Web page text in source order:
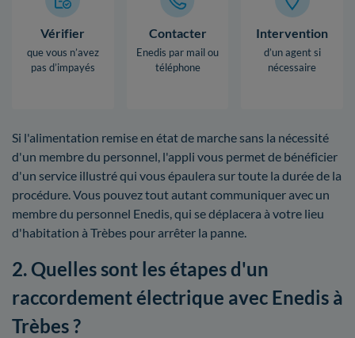
Vérifier
que vous n’avez
pas d’impayés
Contacter
Enedis par mail ou
téléphone
Intervention
d’un agent si
nécessaire
Si l'alimentation remise en état de marche sans la nécessité
d'un membre du personnel, l'appli vous permet de bénéficier
d'un service illustré qui vous épaulera sur toute la durée de la
procédure. Vous pouvez tout autant communiquer avec un
membre du personnel Enedis, qui se déplacera à votre lieu
d'habitation à Trèbes pour arrêter la panne.
2. Quelles sont les étapes d'un
raccordement électrique avec Enedis à
Trèbes ?